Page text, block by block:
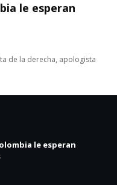
le esperan
de la derecha, apologista
le esperan